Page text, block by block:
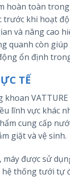
hoàn toàn
trước khi hoạt
và nâng cao
quanh còn giúp
ổn định
TẾ
khoan
lĩnh vực khác
cung cấp
giặt và vệ sinh.
được sử
hệ thống tưới tự